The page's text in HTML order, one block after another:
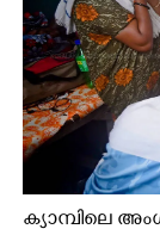
ക്യാമ്പിലെ